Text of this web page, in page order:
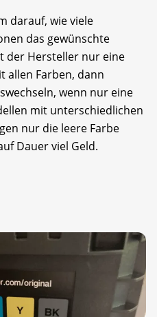
darauf, wie viele
das gewünschte
der Hersteller nur eine
allen Farben, dann
wenn nur eine
mit unterschiedlichen
nur die leere Farbe
Dauer viel Geld.